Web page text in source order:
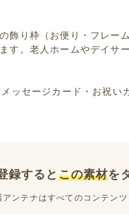
飾り枠（お便り・フレー
す。老人ホームやデイサ
ッセージカード・お祝い
録すると この素材を
ンテナはすべてのコンテンツ